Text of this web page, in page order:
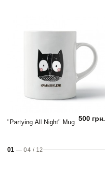
"Partying All Night" Mug 500 грн.
01 —04 / 12